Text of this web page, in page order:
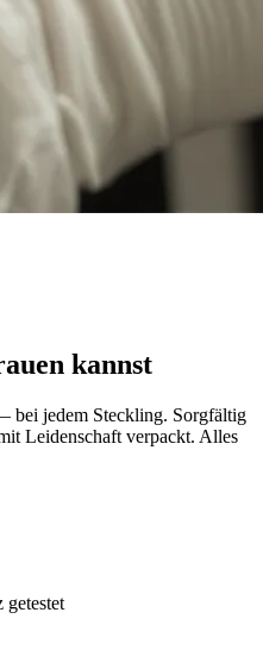
kannst
bei jedem Steckling. Sorgfältig
Leidenschaft verpackt. Alles